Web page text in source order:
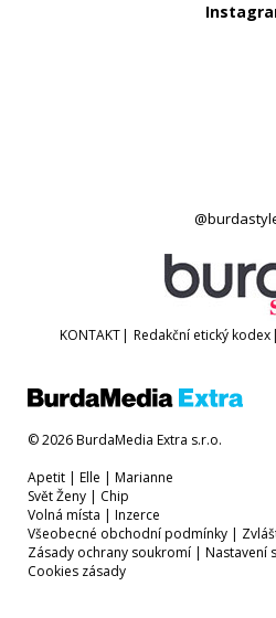
KONTAKT| Redakční etický kodex|
© 2026 BurdaMedia Extra s.r.o.
Apetit | Elle | Marianne
Svět Ženy | Chip
Volná místa | Inzerce
Všeobecné obchodní podmínky |
Zásady ochrany soukromí | Nastavení
Cookies zásady